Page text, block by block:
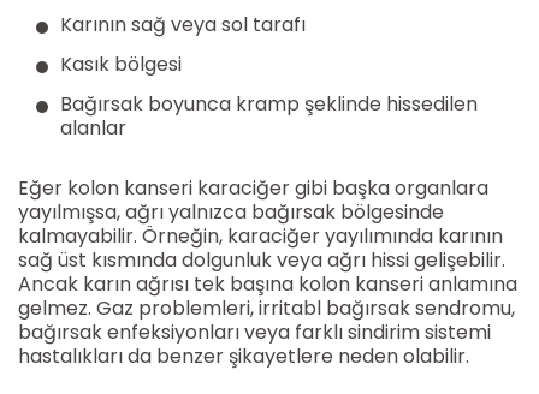
Karının sağ veya sol tarafı
Kasık bölgesi
Bağırsak boyunca kramp şeklinde hissedilen
alanlar
Eğer kolon kanseri karaciğer gibi başka organlara
yayılmışsa, ağrı yalnızca bağırsak bölgesinde
kalmayabilir. Örneğin, karaciğer yayılımında karının
sağ üst kısmında dolgunluk veya ağrı hissi gelişebilir.
Ancak karın ağrısı tek başına kolon kanseri anlamına
gelmez. Gaz problemleri, irritabl bağırsak sendromu,
bağırsak enfeksiyonları veya farklı sindirim sistemi
hastalıkları da benzer şikayetlere neden olabilir.